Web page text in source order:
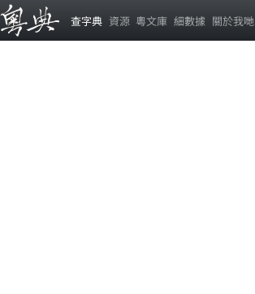
查字典 資源 粵文庫 細數據 關於我哋